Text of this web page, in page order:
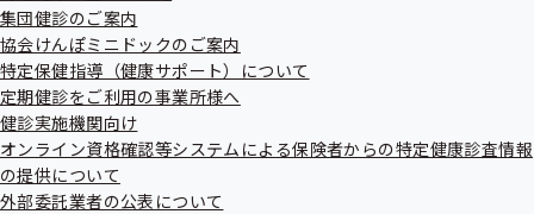
の
ご
案
集団健診のご案内
協会けんぽミニドックのご案内
特定保健指導（健康サポート）について
定期健診をご利用の事業所様へ
健診実施機関向け
オンライン資格確認等システムによる保険者からの特定健康診査情報
の提供について
外部委託業者の公表について
各種サポート
表彰制度について
健康宣言Wチャレンジ